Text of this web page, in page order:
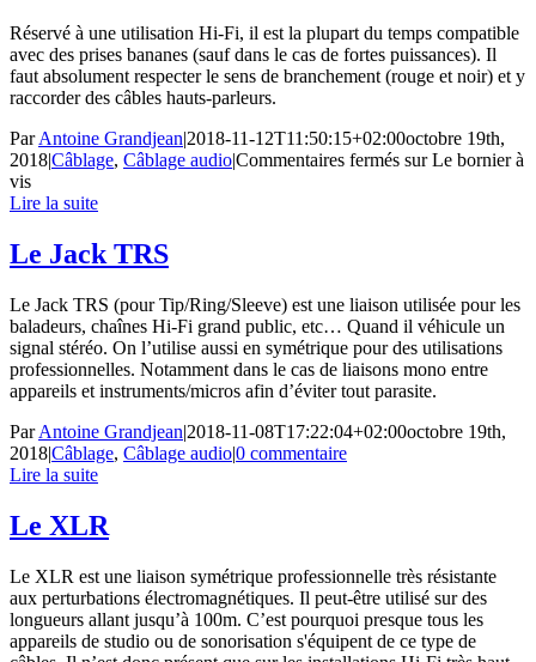
Réservé à une utilisation Hi-Fi, il est la plupart du temps compatible
avec des prises bananes (sauf dans le cas de fortes puissances). Il
faut absolument respecter le sens de branchement (rouge et noir) et y
raccorder des câbles hauts-parleurs.
ParAntoine Grandjean|2018-11-12T11:50:15+02:00octobre 19th,
2018|Câblage, Câblage audio|Commentaires fermés sur Le bornier à
vis
Lire la suite
Le Jack TRS
Le Jack TRS (pour Tip/Ring/Sleeve) est une liaison utilisée pour les
baladeurs, chaînes Hi-Fi grand public, etc… Quand il véhicule un
signal stéréo. On l’utilise aussi en symétrique pour des utilisations
professionnelles. Notamment dans le cas de liaisons mono entre
appareils et instruments/micros afin d’éviter tout parasite.
ParAntoine Grandjean|2018-11-08T17:22:04+02:00octobre 19th,
2018|Câblage, Câblage audio|0 commentaire
Lire la suite
Le XLR
Le XLR est une liaison symétrique professionnelle très résistante
aux perturbations électromagnétiques. Il peut-être utilisé sur des
longueurs allant jusqu’à 100m. C’est pourquoi presque tous les
appareils de studio ou de sonorisation s'équipent de ce type de